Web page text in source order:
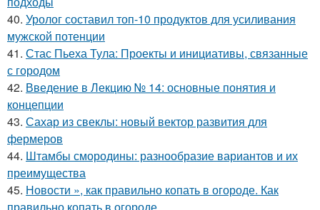
40. Уролог составил топ-10 продуктов для усиливания
мужской потенции
41. Стас Пьеха Тула: Проекты и инициативы, связанные
с городом
42. Введение в Лекцию № 14: основные понятия и
концепции
43. Сахар из свеклы: новый вектор развития для
фермеров
44. Штамбы смородины: разнообразие вариантов и их
преимущества
45. Новости », как правильно копать в огороде. Как
правильно копать в огороде